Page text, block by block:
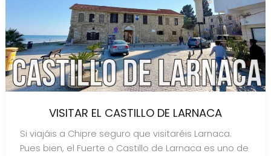
VISITAR EL CASTILLO DE LARNACA
Si viajáis a Chipre seguro que visitaréis Larnaca.
Pues bien, el Fuerte o Castillo de Larnaca es uno de